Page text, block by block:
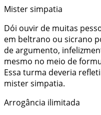
Mister simpatia
Dói ouvir de muitas
em beltrano ou sicrano
de argumento,
mesmo no meio de
Essa turma deveria
mister simpatia.
Arrogância ilimitada